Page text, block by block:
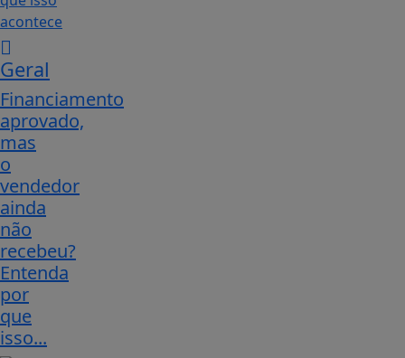
Geral
Financiamento
aprovado,
mas
o
vendedor
ainda
não
recebeu?
Entenda
por
que
isso...